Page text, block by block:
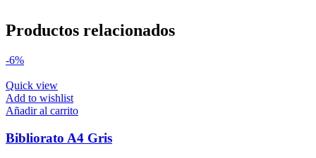
Productos relacionados
-6%
Quick view
Add to wishlist
Añadir al carrito
Bibliorato A4 Gris